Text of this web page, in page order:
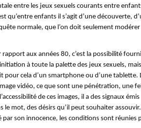
entre les jeux sexuels courants entre
qu’entre enfants il s’agit d’une découverte,
normale, que l’on doit seulement
rapport aux années 80, c’est la possibilité
à toute la palette des jeux sexuels, mais
pour cela d’un smartphone ou d’une tablette.
vidéo, ce que sont une pénétration, une
de ces images, il a des signaux
le mot, des désirs qu’il peut souhaiter
par son innocence, les conditions sont réunies